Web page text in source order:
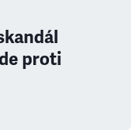
proti